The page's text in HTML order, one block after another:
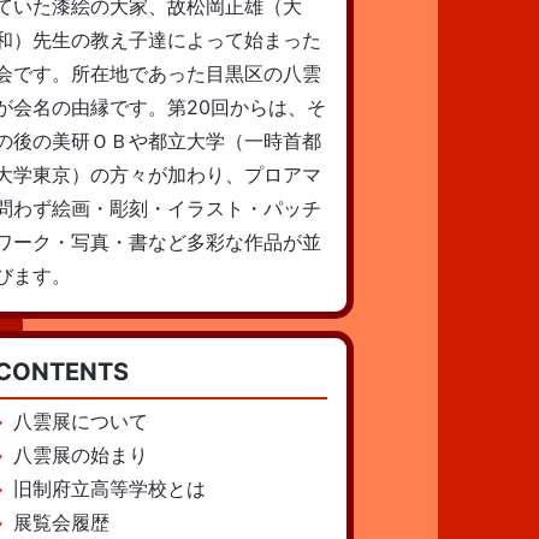
いた漆絵の大家、故松岡正雄（大
）先生の教え子達によって始まった
です。所在地であった目黒区の八雲
会名の由縁です。第20回からは、そ
後の美研ＯＢや都立大学（一時首都
学東京）の方々が加わり、プロアマ
わず絵画・彫刻・イラスト・パッチ
ーク・写真・書など多彩な作品が並
ます。
八雲展について
八雲展の始まり
旧制府立高等学校とは
展覧会履歴